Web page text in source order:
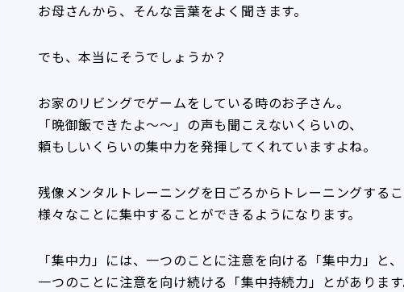
お母さんから、そんな言葉をよく聞きます。
でも、本当にそうでしょうか？
お家のリビングでゲームをしている時のお子さん。
「晩御飯できたよ～～」の声も聞こえないくらいの、
頼もしいくらいの集中力を発揮してくれていますよね。
残像メンタルトレーニングを日ごろからトレーニングする
様々なことに集中することができるようになります。
「集中力」には、一つのことに注意を向ける「集中力」と、
一つのことに注意を向け続ける「集中持続力」とがありま